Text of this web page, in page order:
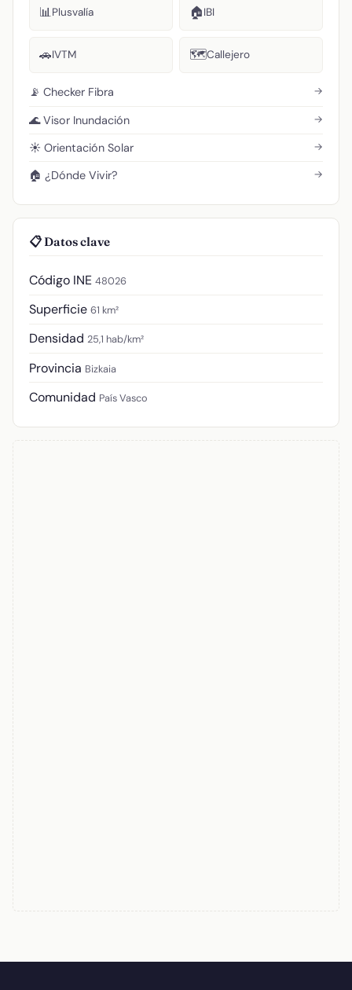
📊Plusvalía 🏠IBI
🚗IVTM 🗺️Callejero
📡 Checker Fibra →
🌊 Visor Inundación →
☀️ Orientación Solar →
🏠 ¿Dónde Vivir? →
📋 Datos clave
Código INE 48026
Superficie 61 km²
Densidad 25,1 hab/km²
Provincia Bizkaia
Comunidad País Vasco